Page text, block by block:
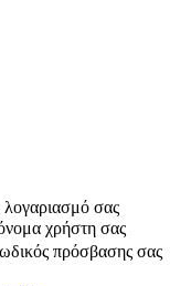
σας
χρήστη σας
πρόσβασης σας